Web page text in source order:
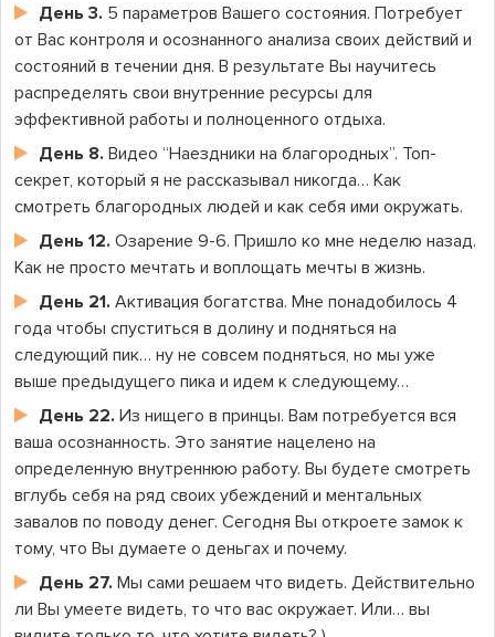
День 3. 5 параметров Вашего состояния. Потребует
от Вас контроля и осознанного анализа своих действий и
состояний в течении дня. В результате Вы научитесь
распределять свои внутренние ресурсы для
эффективной работы и полноценного отдыха.
День 8. Видео “Наездники на благородных”. Топ-
секрет, который я не рассказывал никогда… Как
смотреть благородных людей и как себя ими окружать.
День 12. Озарение 9-6. Пришло ко мне неделю назад.
Как не просто мечтать и воплощать мечты в жизнь.
День 21. Активация богатства. Мне понадобилось 4
года чтобы спуститься в долину и подняться на
следующий пик… ну не совсем подняться, но мы уже
выше предыдущего пика и идем к следующему…
День 22. Из нищего в принцы. Вам потребуется вся
ваша осознанность. Это занятие нацелено на
определенную внутреннюю работу. Вы будете смотреть
вглубь себя на ряд своих убеждений и ментальных
завалов по поводу денег. Сегодня Вы откроете замок к
тому, что Вы думаете о деньгах и почему.
День 27. Мы сами решаем что видеть. Действительно
ли Вы умеете видеть, то что вас окружает. Или… вы